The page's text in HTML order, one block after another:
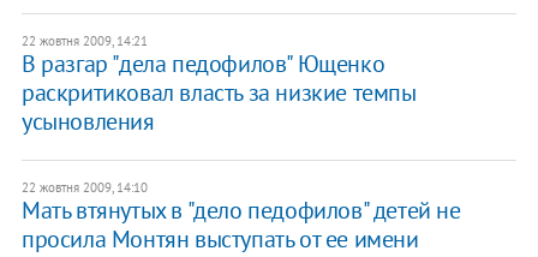
22 жовтня 2009, 14:21
В разгар "дела педофилов" Ющенко
раскритиковал власть за низкие темпы
усыновления
22 жовтня 2009, 14:10
Мать втянутых в "дело педофилов" детей не
просила Монтян выступать от ее имени